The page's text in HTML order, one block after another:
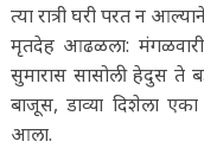
त्या रात्री घरी परत न
​मृतदेह आढळला: मंगळवारी
सुमारास सासोली हेदुस ते
बाजूस, डाव्या दिशेला
आला.